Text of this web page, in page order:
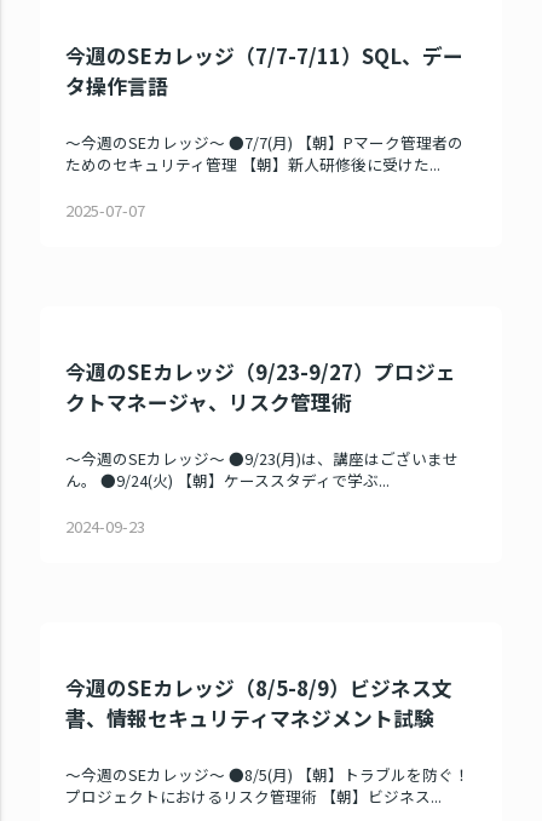
今週のSEカレッジ（7/7-7/11）SQL、デー
タ操作言語
～今週のSEカレッジ～ ●7/7(月) 【朝】Pマーク管理者の
ためのセキュリティ管理 【朝】新人研修後に受けた...
2025-07-07
今週のSEカレッジ（9/23-9/27）プロジェ
クトマネージャ、リスク管理術
～今週のSEカレッジ～ ●9/23(月)は、講座はございませ
ん。 ●9/24(火) 【朝】ケーススタディで学ぶ...
2024-09-23
今週のSEカレッジ（8/5-8/9）ビジネス文
書、情報セキュリティマネジメント試験
～今週のSEカレッジ～ ●8/5(月) 【朝】トラブルを防ぐ！
プロジェクトにおけるリスク管理術 【朝】ビジネス...